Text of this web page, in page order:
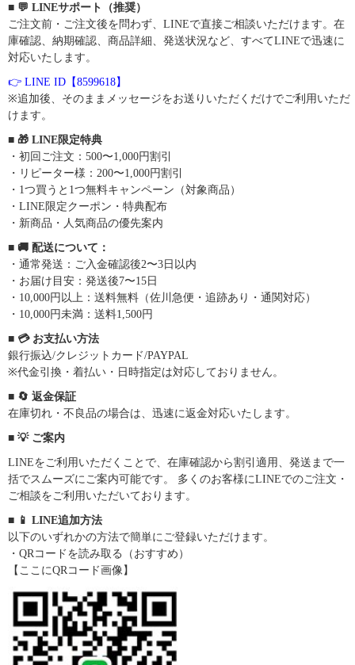
■ 💬 LINEサポート（推奨）
ご注文前・ご注文後を問わず、LINEで直接ご相談いただけます。在
庫確認、納期確認、商品詳細、発送状況など、すべてLINEで迅速に
対応いたします。
👉 LINE ID【8599618】
※追加後、そのままメッセージをお送りいただくだけでご利用いただ
けます。
■ 🎁 LINE限定特典
・初回ご注文：500〜1,000円割引
・リピーター様：200〜1,000円割引
・1つ買うと1つ無料キャンペーン（対象商品）
・LINE限定クーポン・特典配布
・新商品・人気商品の優先案内
■ 🚚 配送について：
・通常発送：ご入金確認後2〜3日以内
・お届け目安：発送後7〜15日
・10,000円以上：送料無料（佐川急便・追跡あり・通関対応）
・10,000円未満：送料1,500円
■ 💳 お支払い方法
銀行振込/クレジットカード/PAYPAL
※代金引換・着払い・日時指定は対応しておりません。
■ 🔄 返金保証
在庫切れ・不良品の場合は、迅速に返金対応いたします。
■ 💡 ご案内
LINEをご利用いただくことで、在庫確認から割引適用、発送まで一
括でスムーズにご案内可能です。 多くのお客様にLINEでのご注文・
ご相談をご利用いただいております。
■ 📱 LINE追加方法
以下のいずれかの方法で簡単にご登録いただけます。
・QRコードを読み取る（おすすめ）
【ここにQRコード画像】